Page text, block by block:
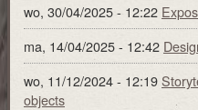
wo, 30/04/2025 - 12:22
ma, 14/04/2025 - 12:42
wo, 11/12/2024 - 12:19
objects